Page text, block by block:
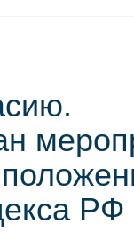
РФ